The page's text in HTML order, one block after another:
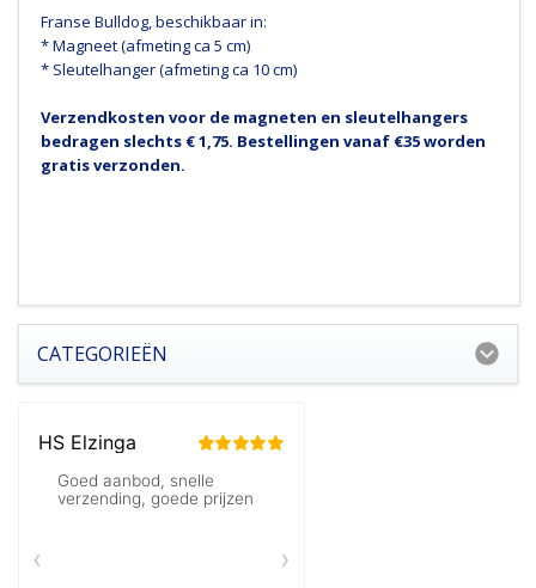
Franse Bulldog, beschikbaar in:
* Magneet (afmeting ca 5 cm)
* Sleutelhanger (afmeting ca 10 cm)
Verzendkosten voor de magneten en sleutelhangers
bedragen slechts € 1,75. Bestellingen vanaf €35 worden
gratis verzonden.
CATEGORIEËN